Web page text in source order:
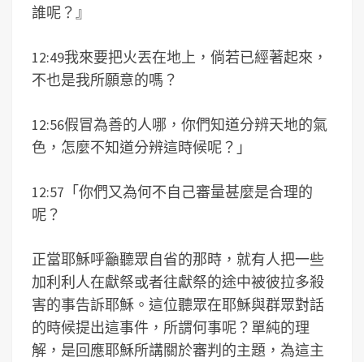
誰呢？』
12:49我來要把火丟在地上，倘若已經著起來，
不也是我所願意的嗎？
12:56假冒為善的人哪，你們知道分辨天地的氣
色，怎麼不知道分辨這時候呢？」
12:57「你們又為何不自己審量甚麼是合理的
呢？
正當耶穌呼籲聽眾自省的那時，就有人把一些
加利利人在獻祭或者往獻祭的途中被彼拉多殺
害的事告訴耶穌。這位聽眾在耶穌與群眾對話
的時候提出這事件，所謂何事呢？單純的理
解，是回應耶穌所講關於審判的主題，為這主